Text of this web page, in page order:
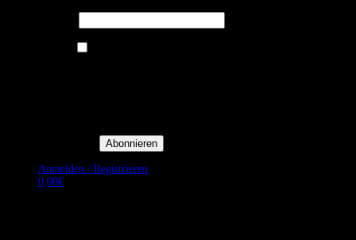
Anmelden / Registrieren
0,00€